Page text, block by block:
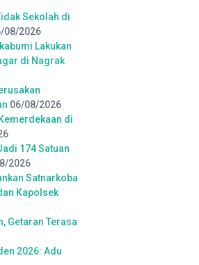
Sekolah di
08/2026
Lakukan
di Nagrak
06/08/2026
di
174 Satuan
2026
Satnarkoba
Kapolsek
Getaran Terasa
2026: Adu